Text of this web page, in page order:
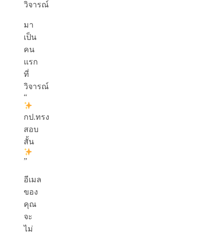
วิจารณ์
มา
เป็น
คน
แรก
ที่
วิจารณ์
“
กป.ทรง
สอบ
สั้น
”
อีเมล
ของ
คุณ
จะ
ไม่